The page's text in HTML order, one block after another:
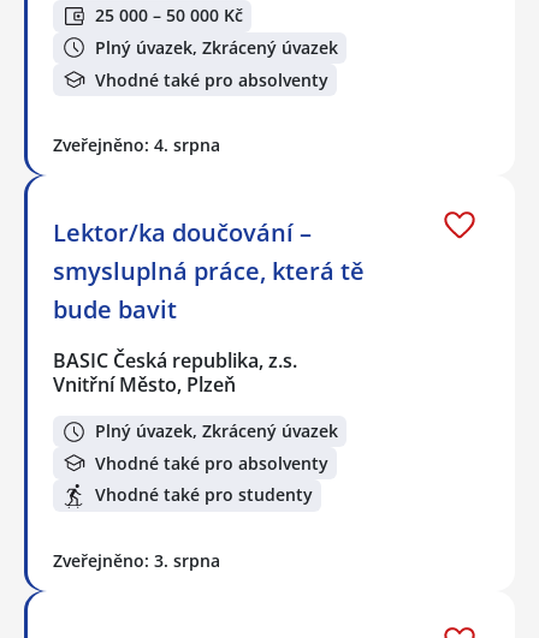
25 000 – 50 000 Kč
Plný úvazek, Zkrácený úvazek
Vhodné také pro absolventy
Zveřejněno: 4. srpna
Lektor/ka doučování –
smysluplná práce, která tě
bude bavit
BASIC Česká republika, z.s.
Vnitřní Město, Plzeň
Plný úvazek, Zkrácený úvazek
Vhodné také pro absolventy
Vhodné také pro studenty
Zveřejněno: 3. srpna